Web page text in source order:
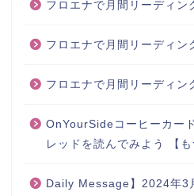
フロエナで月間リーディン
フロエナで月間リーディン
フロエナで月間リーディン
OnYourSideコーヒーカー
レッドを読んでみよう 【も
Daily Message】2024年3